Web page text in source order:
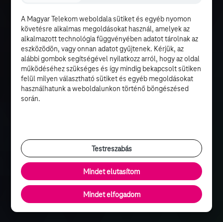
A Magyar Telekom weboldala sütiket és egyéb nyomon
követésre alkalmas megoldásokat használ, amelyek az
alkalmazott technológia függvényében adatot tárolnak az
eszközödön, vagy onnan adatot gyűjtenek. Kérjük, az
alábbi gombok segítségével nyilatkozz arról, hogy az oldal
működéséhez szükséges és így mindig bekapcsolt sütiken
felül milyen választható sütiket és egyéb megoldásokat
használhatunk a weboldalunkon történő böngészésed
során.
Testreszabás
Mindet elutasítom
Mindet elfogadom